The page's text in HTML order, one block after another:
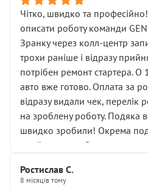
ущільнювачів.
Що прикро — це не перший
вас стартер, і тоді сервіс
враження. Але згодом
лобовим склом. Мені
відкручували”, і попросили
новий власник, не застяг в
Але після нинішнього візиту
здаються дрібницями.
Я — клієнт, який працює на
Хотілося б більше:
• належної уваги до авто
Чітко, швидко та
описати роботу команди
Зранку через колл-центр
трохи раніше і відразу
потрібен ремонт стартера.
авто вже готово. Оплата за
відразу видали чек, перелік
на зроблену роботу. Подяка
швидко зробили! Окрема
приймальнику Олександру:
звертатися до цього
Ростислав С.
8 місяців тому